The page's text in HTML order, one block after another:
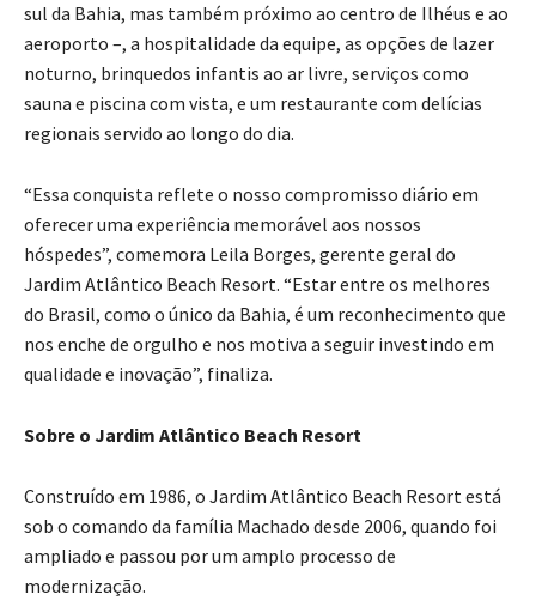
sul da Bahia, mas também próximo ao centro de Ilhéus e ao
aeroporto –, a hospitalidade da equipe, as opções de lazer
noturno, brinquedos infantis ao ar livre, serviços como
sauna e piscina com vista, e um restaurante com delícias
regionais servido ao longo do dia.
“Essa conquista reflete o nosso compromisso diário em
oferecer uma experiência memorável aos nossos
hóspedes”, comemora Leila Borges, gerente geral do
Jardim Atlântico Beach Resort. “Estar entre os melhores
do Brasil, como o único da Bahia, é um reconhecimento que
nos enche de orgulho e nos motiva a seguir investindo em
qualidade e inovação”, finaliza.
Sobre o Jardim Atlântico Beach Resort
Construído em 1986, o Jardim Atlântico Beach Resort está
sob o comando da família Machado desde 2006, quando foi
ampliado e passou por um amplo processo de
modernização.